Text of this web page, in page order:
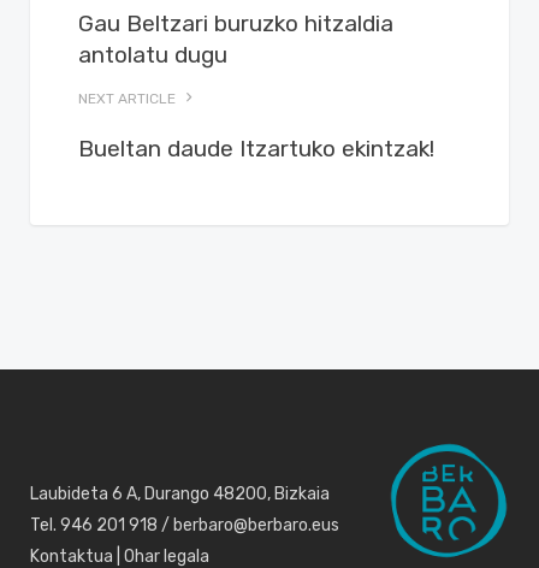
Gau Beltzari buruzko hitzaldia
antolatu dugu
NEXT ARTICLE
Bueltan daude Itzartuko ekintzak!
Laubideta 6 A, Durango 48200, Bizkaia
Tel. 946 201 918 / berbaro@berbaro.eus
Kontaktua Ohar legala